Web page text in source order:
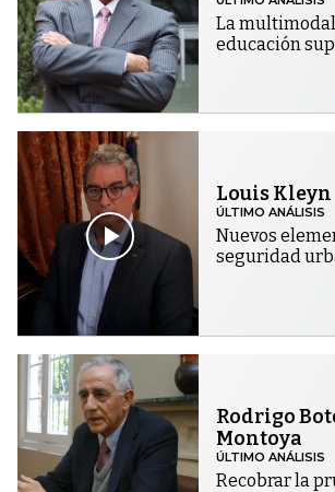
La
educación
Louis Kleyn
ÚLTIMO ANÁLISIS
Nuevos
seguridad
Rodrigo
Montoya
ÚLTIMO ANÁLISIS
Recobrar la